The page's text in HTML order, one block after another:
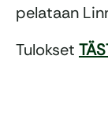
pelataan
Tulokset